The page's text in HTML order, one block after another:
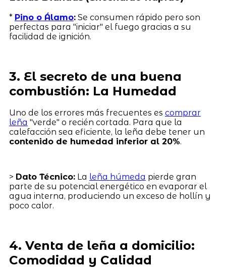
* Pino o Álamo:Se consumen rápido pero son
perfectas para "iniciar" el fuego gracias a su
facilidad de ignición.
3. El secreto de una buena
combustión: La Humedad
Uno de los errores más frecuentes es comprar
leña "verde" o recién cortada. Para que la
calefacción sea eficiente, la leña debe tener un
contenido de humedad inferior al 20%.
> Dato Técnico:La leña húmeda pierde gran
parte de su potencial energético en evaporar el
agua interna, produciendo un exceso de hollín y
poco calor.
4. Venta de leña a domicilio:
Comodidad y Calidad